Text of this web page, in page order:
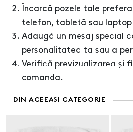
Încarcă pozele tale
telefon, tabletă sau
Adaugă un mesaj special
personalitatea ta sau a
Verifică previzualizarea și
comanda.
DIN ACEEASI CATEGORIE